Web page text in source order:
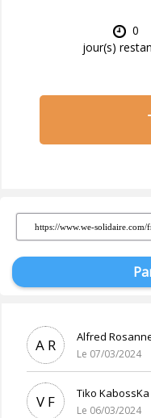
0
jour(s)
A R Alfred
Le 07/03/2024
V F Tiko KabossKa
Le 06/03/2024